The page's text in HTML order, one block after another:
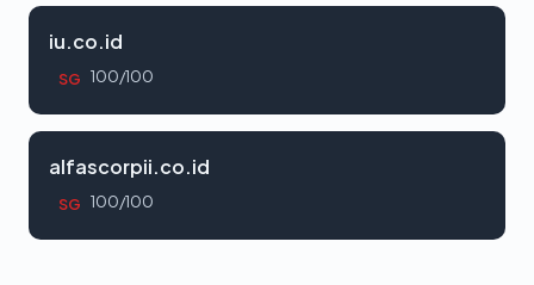
iu.co.id
SG 100/100
alfascorpii.co.id
SG 100/100